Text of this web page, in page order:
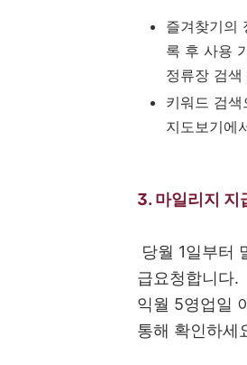
즐겨찾기의
록 후 사용
정류장 검
키워드 검
지도보기에
3. 마일리지 지
당월 1일부터
급요청합니다.
익월 5영업일
통해 확인하세